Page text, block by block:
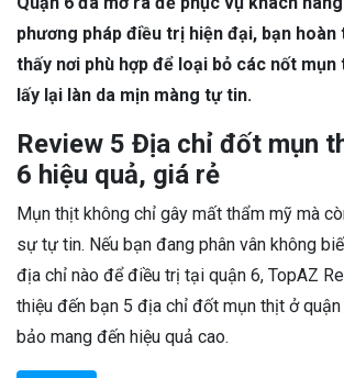
phương pháp điều trị hiện đại, bạn
thấy nơi phù hợp để loại bỏ các nốt
lấy lại làn da mịn màng tự tin.
Review 5 Địa chỉ đốt mụn
6 hiệu quả, giá rẻ
Mụn thịt không chỉ gây mất thẩm mỹ mà
sự tự tin. Nếu bạn đang phân vân không
địa chỉ nào để điều trị tại quận 6, TopAZ
thiệu đến bạn 5 địa chỉ đốt mụn thịt ở
bảo mang đến hiệu quả cao.